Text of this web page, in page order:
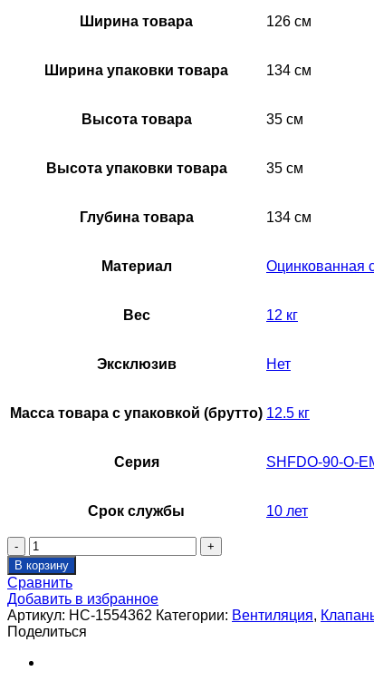
Ширина товара 126 см
Ширина упаковки товара 134 см
Высота товара 35 см
Высота упаковки товара 35 см
Глубина товара 134 см
Материал Оцинкованная
Вес 12 кг
Эксклюзив Нет
Масса товара с упаковкой (брутто) 12.5 кг
Серия SHFDO-90-O-
Срок службы 10 лет
Количество
товара
Клапан
противопожарный
SHUFT
SHFDO-
90-
O-
В корзину
Сравнить
Добавить в избранное
Артикул: НС-1554362 Категории: Вентиляция,
Поделиться